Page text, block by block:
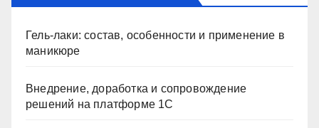
Гель-лаки: состав, особенности и применение в
маникюре
Внедрение, доработка и сопровождение
решений на платформе 1С